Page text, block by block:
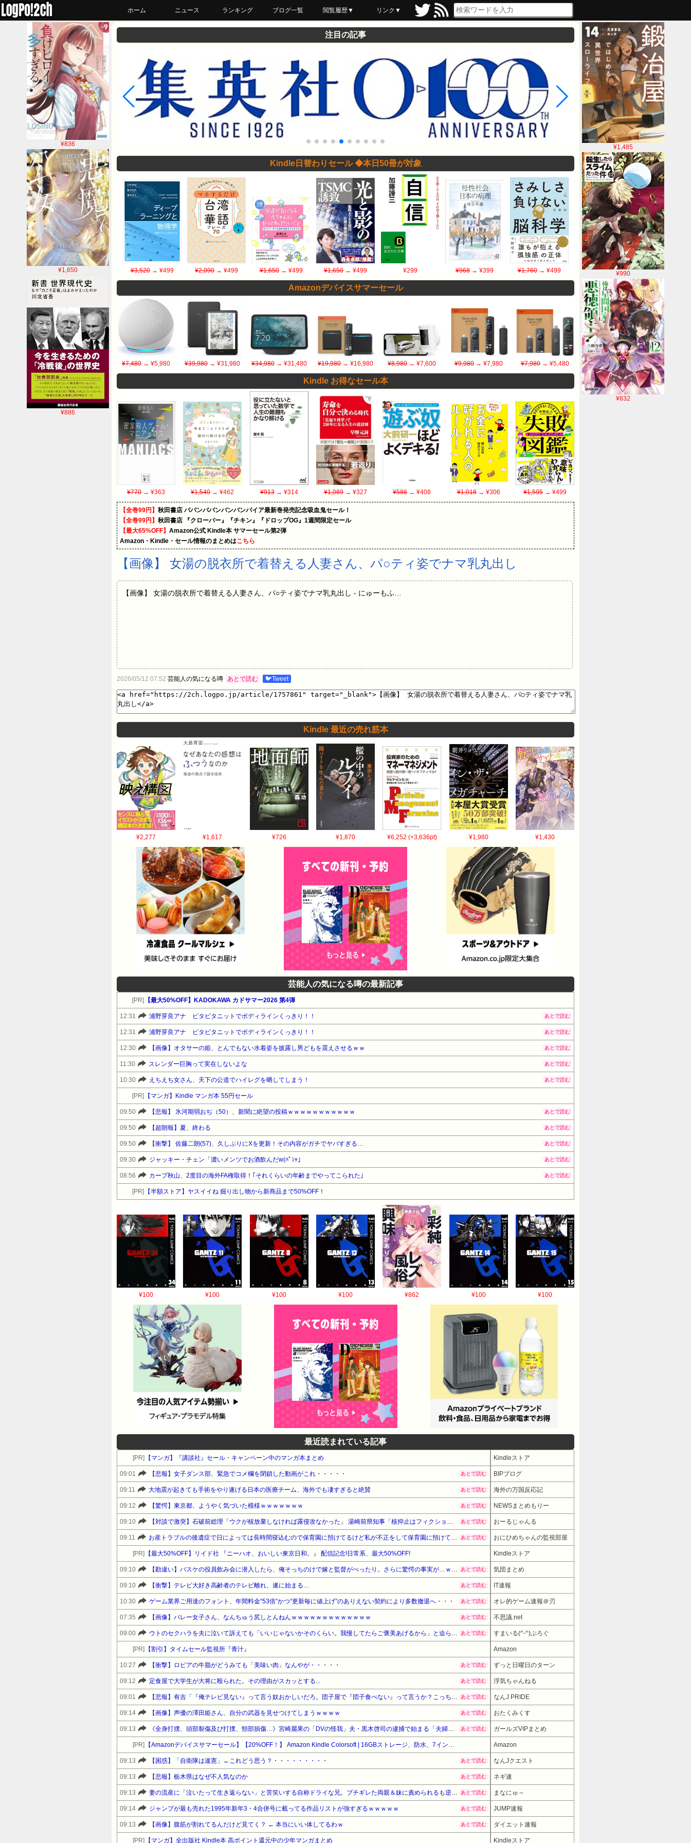
ホーム ニュース ランキング ブログ一覧 閲覧履歴▼
最近読んだ
あとで読む
ブックマーク
リンク▼
¥1,485
¥990
¥832
¥836
¥1,650
¥886
注目の記事
Kindle日替わりセール ◆本日50冊が対象
¥3,520→ ¥499 ¥2,090 → ¥499 ¥1,650→ ¥499 ¥1,650 → ¥499 ¥299 ¥968 → ¥399 ¥1,760→ ¥499
Amazonデバイスサマーセール
¥7,480 → ¥5,980 ¥39,980→ ¥31,980 ¥34,980→ ¥31,480 ¥19,980→ ¥16,980 ¥8,980→ ¥7,600 ¥9,980→ ¥7,980 ¥7,980→ ¥5,480
Kindle お得なセール本
¥770 → ¥363 ¥1,540→ ¥462 ¥913→ ¥314 ¥1,089→ ¥327 ¥586→ ¥408 ¥1,018→ ¥306 ¥1,595→ ¥499
【全巻99円】 秋田書店 ババンババンバンバンパイア最新巻発売記念吸血鬼セール！
【全巻99円】 秋田書店 『クローバー』『チキン』『ドロップOG』1週間限定セール
【最大65%OFF】 Amazon公式 Kindle本 サマーセール第2弾
Amazon・Kindle・セール情報のまとめはこちら
【画像】 女湯の脱衣所で着替える人妻さん、パ○ティ姿でナマ乳丸出し
【画像】 女湯の脱衣所で着替える人妻さん、パ○ティ姿でナマ乳丸出し - にゅーもふ…
2026/05/12 07:52 芸能人の気になる噂 あとで読む 🐦Tweet
Kindle 最近の売れ筋本
¥2,277 ¥1,617 ¥726 ¥1,870 ¥6,252 (+3,636pt) ¥1,980 ¥1,430
芸能人の気になる噂の最新記事
[PR] 【最大50%OFF】KADOKAWA カドサマー2026 第4弾
12:31 浦野芽良アナ ピタピタニットでボディラインくっきり！！ あとで読む
12:31 浦野芽良アナ ピタピタニットでボディラインくっきり！！ あとで読む
12:30 【画像】オタサーの姫、とんでもない水着姿を披露し男どもを震えさせるｗｗ あとで読む
11:30 スレンダー巨胸って実在しないよな あとで読む
10:30 えちえち女さん、天下の公道でハイレグを晒してしまう！ あとで読む
[PR] 【マンガ】Kindle マンガ本 55円セール
09:50 【悲報】 氷河期弱おぢ（50）、新聞に絶望の投稿ｗｗｗｗｗｗｗｗｗｗｗ あとで読む
09:50 【超朗報】夏、終わる あとで読む
09:50 【衝撃】 佐藤二朗(57)、久しぶりにXを更新！その内容がガチでヤバすぎる… あとで読む
09:30 ジャッキー・チェン「濃いメンツでお酒飲んだw(ﾊﾟｼｬ」 あとで読む
08:56 カープ秋山、2度目の海外FA権取得！｢それくらいの年齢までやってこられた｣ あとで読む
[PR] 【半額ストア】ヤスイイね 掘り出し物から新商品まで50%OFF！
¥100 ¥100 ¥100 ¥100 ¥862 ¥100 ¥100
最近読まれている記事
[PR] 【マンガ】『講談社』セール・キャンペーン中のマンガ本まとめ Kindleストア
09:01 【悲報】女子ダンス部、緊急でコメ欄を閉鎖した動画がこれ・・・・・ あとで読む BIPブログ
09:11 大地震が起きても手術をやり遂げる日本の医療チーム、海外でも凄すぎると絶賛 あとで読む 海外の万国反応記
09:12 【驚愕】東京都、ようやく気づいた模様ｗｗｗｗｗｗｗ あとで読む NEWSまとめもりー
09:10 【対談で激突】石破前総理「ウクが核放棄しなければ露侵攻なかった」 湯崎前県知事「核抑止はフィクション」 あとで読む おーるじゃんる
09:11 お産トラブルの後遺症で日によっては長時間寝込むので保育園に預けてるけど私が不正をして保育園に預けてると思い込んでいるママ達がうざったい あとで読む おにひめちゃんの監視部屋
[PR] 【最大50%OFF】リイド社 『ニーハオ、おいしい東京日和。』 配信記念!日常系、最大50%OFF! Kindleストア
09:10 【勘違い】バスケの役員飲み会に潜入したら、俺そっちのけで嫁と監督がべったり。さらに驚愕の事実が…ｗｗｗ あとで読む 気団まとめ
09:10 【衝撃】テレビ大好き高齢者のテレビ離れ、遂に始まる… あとで読む IT速報
10:30 ゲーム業界ご用達のフォント、年間料金“53倍”かつ“更新毎に値上げ”のありえない契約により多数撤退へ・・・ あとで読む オレ的ゲーム速報＠刃
07:35 【画像】バレー女子さん、なんちゅう尻しとんねんｗｗｗｗｗｗｗｗｗｗｗｗｗ あとで読む 不思議.net
09:00 ウトのセクハラを夫に泣いて訴えても「いいじゃないかそのくらい。我慢してたらご褒美あげるから」と迫られた。夫が気持ち悪くて悲鳴をあげたら「うるさい」とグーで殴られた あとで読む すまいる(^-^)ぶろぐ
[PR] 【割引】タイムセール監視所『青汁』 Amazon
10:27 【衝撃】ロピアの牛脂がどうみても「美味い肉」なんやが・・・・・ あとで読む ずっと日曜日のターン
09:12 定食屋で大学生が大将に殴られた。その理由がスカッとする... あとで読む 浮気ちゃんねる
09:01 【悲報】有吉「『俺テレビ見ない』って言う奴おかしいだろ。団子屋で『団子食べない』って言うか？こっちは芸人だぞ」 あとで読む なんJ PRIDE
09:14 【画像】声優の澤田姫さん、自分の武器を見せつけてしまうｗｗｗｗ あとで読む おたくみくす
09:13 《全身打撲、頭部裂傷及び打撲、頸部損傷…》宮崎麗果の「DVの怪我」夫・黒木啓司の逮捕で始まる「夫婦の闘争」 あとで読む ガールズVIPまとめ
[PR] 【Amazonデバイスサマーセール】【20%OFF！】 Amazon Kindle Colorsoft | 16GBストレージ、防水、7インチカラーディスプレイ、色調調節ライト、最大8週間持続バッテリー、広告無し、ブラック (2025年発売) Amazon
09:13 【困惑】「自衛隊は違憲」←これどう思う？・・・・・・・・・ あとで読む なんJクエスト
09:13 【悲報】栃木県はなぜ不人気なのか あとで読む ネギ速
09:13 妻の流産に「泣いたって生き返らない」と苦笑いする自称ドライな兄。ブチギレた両親＆妹に責められるも逆上した兄の悲惨すぎる現在←淡々としてるんじゃなくて単なる冷血漢 あとで読む まなにゅ～
09:14 ジャンプが最も売れた1995年新年3・4合併号に載ってる作品リストが強すぎるｗｗｗｗｗ あとで読む JUMP速報
09:13 【画像】腹筋が割れてるんだけど見てく？ ← 本当にいい体してるわｗ あとで読む ダイエット速報
[PR] 【マンガ】全出版社 Kindle本 高ポイント還元中の少年マンガまとめ Kindleストア